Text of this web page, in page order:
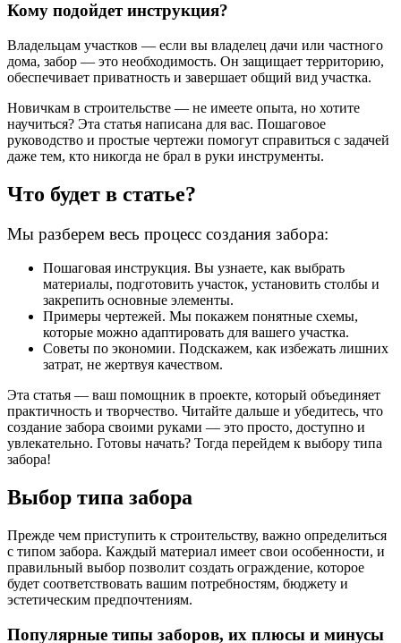
Кому подойдет инструкция?
Владельцам участков — если вы владелец дачи или частного
дома, забор — это необходимость. Он защищает территорию,
обеспечивает приватность и завершает общий вид участка.
Новичкам в строительстве — не имеете опыта, но хотите
научиться? Эта статья написана для вас. Пошаговое
руководство и простые чертежи помогут справиться с задачей
даже тем, кто никогда не брал в руки инструменты.
Что будет в статье?
Мы разберем весь процесс создания забора:
Пошаговая инструкция. Вы узнаете, как выбрать
материалы, подготовить участок, установить столбы и
закрепить основные элементы.
Примеры чертежей. Мы покажем понятные схемы,
которые можно адаптировать для вашего участка.
Советы по экономии. Подскажем, как избежать лишних
затрат, не жертвуя качеством.
Эта статья — ваш помощник в проекте, который объединяет
практичность и творчество. Читайте дальше и убедитесь, что
создание забора своими руками — это просто, доступно и
увлекательно. Готовы начать? Тогда перейдем к выбору типа
забора!
Выбор типа забора
Прежде чем приступить к строительству, важно определиться
с типом забора. Каждый материал имеет свои особенности, и
правильный выбор позволит создать ограждение, которое
будет соответствовать вашим потребностям, бюджету и
эстетическим предпочтениям.
Популярные типы заборов, их плюсы и минусы